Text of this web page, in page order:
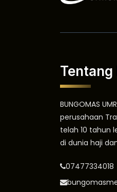
Tentang
BUNGOMAS
perusahaan
telah 10 tahun
di dunia haji
07477334018